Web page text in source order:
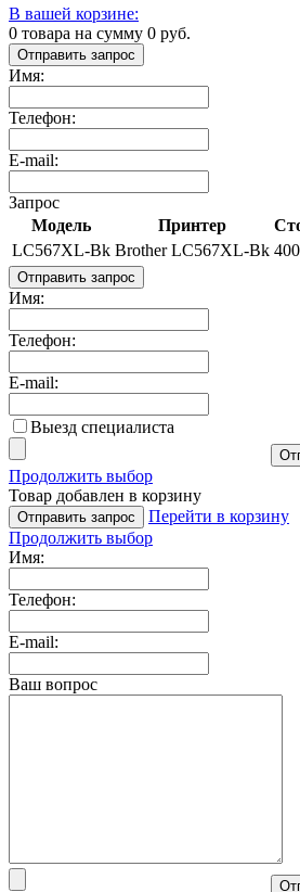
В вашей корзине:
0 товара на сумму 0 руб.
Отправить запрос
Имя:
Телефон:
E-mail:
Запрос
Модель
Принтер
LC567XL-Bk Brother LC567XL-Bk 400
Отправить запрос
Имя:
Телефон:
E-mail:
Выезд специалиста
Продолжить выбор
Товар добавлен в корзину
Отправить запрос
Перейти в корзину
Продолжить выбор
Имя:
Телефон:
E-mail:
Ваш вопрос